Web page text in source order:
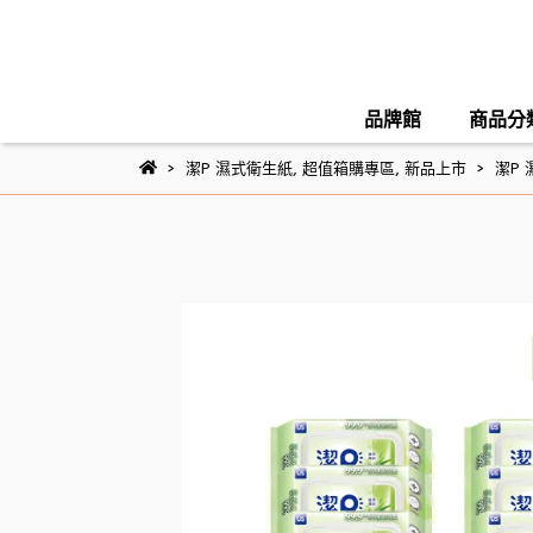
品牌館 商品分
潔P 濕式衛生紙, 超值箱購專區 新品上市 潔P